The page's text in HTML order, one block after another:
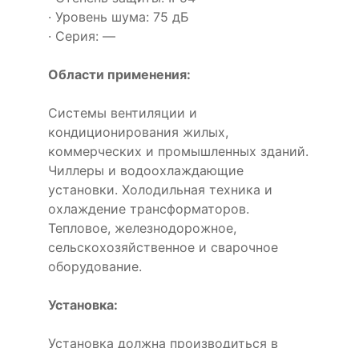
· Уровень шума: 75 дБ
· Серия: —
Области применения:
Системы вентиляции и
кондиционирования жилых,
коммерческих и промышленных зданий.
Чиллеры и водоохлаждающие
установки. Холодильная техника и
охлаждение трансформаторов.
Тепловое, железнодорожное,
сельскохозяйственное и сварочное
оборудование.
Установка:
Установка должна производиться в